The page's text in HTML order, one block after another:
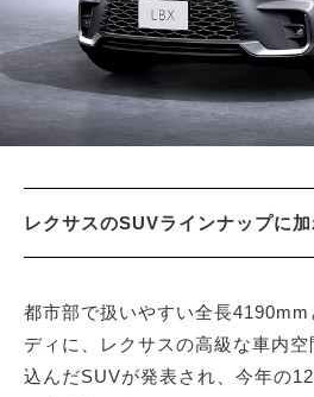
レクサスのSUVラインナップに
都市部で扱いやすい全長
ディに、レクサスの高級な車内
込んだSUVが発表され、今年の